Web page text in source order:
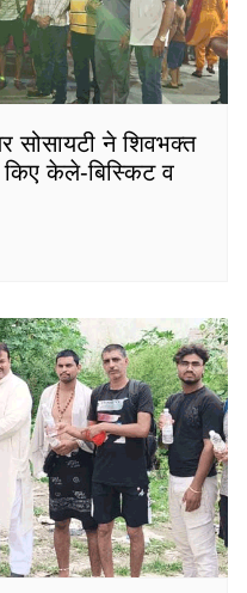
सोसायटी ने शिवभक्त
किए केले-बिस्किट व